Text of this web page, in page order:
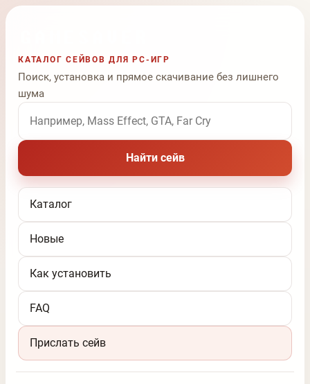
КАТАЛОГ СЕЙВОВ ДЛЯ PC-ИГР
Поиск, установка и прямое скачивание без лишнего
шума
Поиск по названию игры
Найти сейв
Каталог
Новые
Как установить
FAQ
Прислать сейв